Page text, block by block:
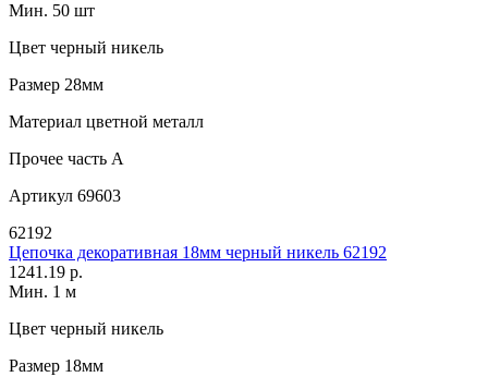
Мин. 50 шт
Цвет черный никель
Размер 28мм
Материал цветной металл
Прочее часть A
Артикул 69603
62192
Цепочка декоративная 18мм черный никель 62192
1241.19 р.
Мин. 1 м
Цвет черный никель
Размер 18мм